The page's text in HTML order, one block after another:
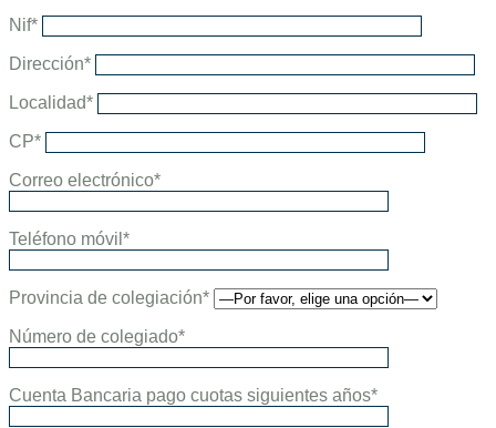
Nif*
Dirección*
Localidad*
CP*
Correo electrónico*
Teléfono móvil*
Provincia de colegiación*
Número de colegiado*
Cuenta Bancaria pago cuotas siguientes años*